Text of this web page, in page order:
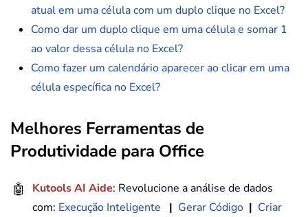
atual em uma célula com um duplo clique no Excel?
Como dar um duplo clique em uma célula e somar 1
ao valor dessa célula no Excel?
Como fazer um calendário aparecer ao clicar em uma
célula específica no Excel?
Melhores Ferramentas de
Produtividade para Office
🤖 Kutools AI Aide: Revolucione a análise de dados
com: Execução Inteligente | Gerar Código | Criar